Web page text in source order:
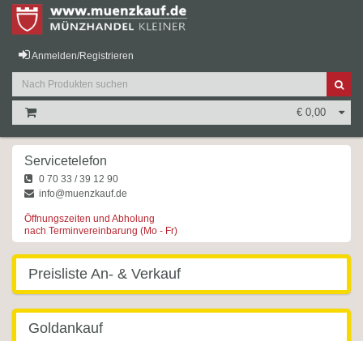
Anmelden/Registrieren
€ 0,00
Servicetelefon
0 70 33 / 39 12 90
info@muenzkauf.de
Öffnungszeiten und Abholung
nach Terminvereinbarung (Mo - Fr)
Preisliste An- & Verkauf
Goldankauf